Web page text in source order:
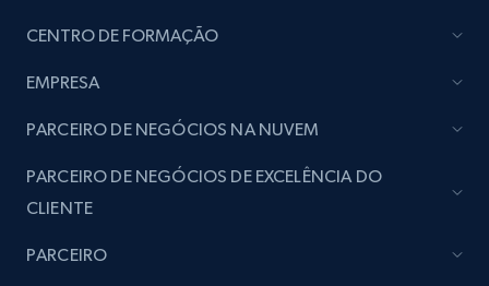
Lazada - Products - Discover products by
keyword
price, Currency, Stock, and more.
CENTRO DE FORMAÇÃO
EMPRESA
PARCEIRO DE NEGÓCIOS NA NUVEM
PARCEIRO DE NEGÓCIOS DE EXCELÊNCIA DO
CLIENTE
PARCEIRO